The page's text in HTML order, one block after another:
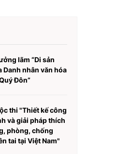
lãm “Di sản
Danh nhân văn hóa
Đôn”
thi "Thiết kế công
và giải pháp thích
phòng, chống
tai tại Việt Nam"